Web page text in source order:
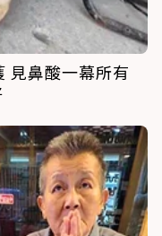
見鼻酸一幕所有